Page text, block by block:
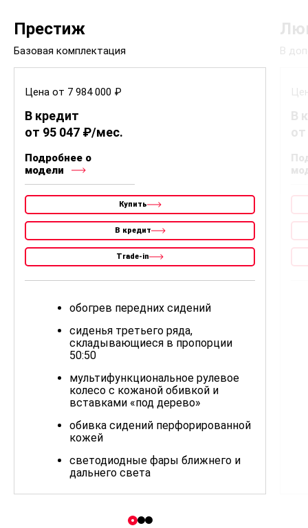
Престиж
Базовая комплектация
Цена от 7 984 000 ₽
В кредит
от 95 047 ₽/мес.
Подробнее о
модели
Купить
В кредит
Trade-in
обогрев передних сидений
сиденья третьего ряда,
складывающиеся в пропорции
50:50
мультифункциональное рулевое
колесо с кожаной обивкой и
вставками «под дерево»
обивка сидений перфорированной
кожей
светодиодные фары ближнего и
дальнего света
светодиодные дневные ходовые
В
В